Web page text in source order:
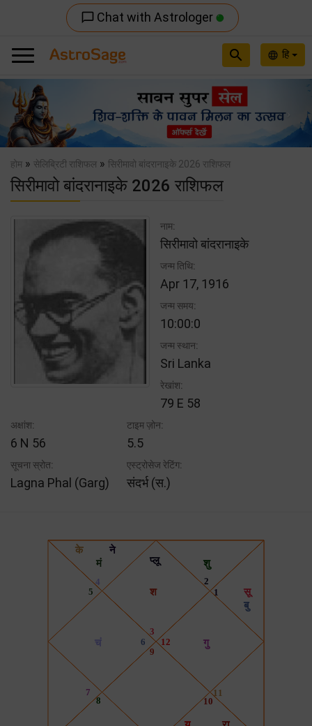
chat_bubble_outline Chat with Astrologer
language हि
search
Previous
होम » सेलिब्रिटी राशिफल » सिरीमावो बांदरानाइके 2026 राशिफल
सिरीमावो बांदरानाइके 2026 राशिफल
नाम:
सिरीमावो बांदरानाइके
जन्म तिथि:
Apr 17, 1916
जन्म समय:
10:00:0
जन्म स्थान:
Sri Lanka
रेखांश:
79 E 58
अक्षांश:
6 N 56
टाइम ज़ोन:
5.5
सूचना स्रोत:
Lagna Phal (Garg)
एस्ट्रोसेज रेटिंग:
संदर्भ (स.)